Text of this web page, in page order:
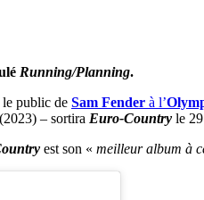
Running/Planning.
public de Sam Fender à l’
(2023) – sortira Euro-Country le
est son « meilleur album à